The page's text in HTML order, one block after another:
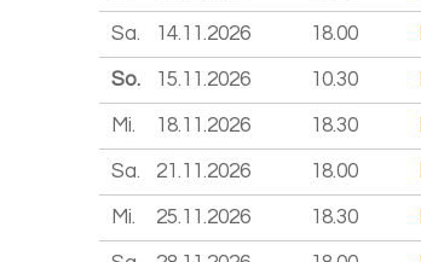
Sa. 14.11.2026 18.00
So. 15.11.2026 10.30
Mi. 18.11.2026 18.30
Sa. 21.11.2026 18.00
Mi. 25.11.2026 18.30